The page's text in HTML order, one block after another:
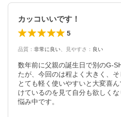
カッコいいです！
5
品質 ： 非常に良い 見やすさ ： 良い
数年前に父親の誕生日で別のG-
たが、今回のは程よく大きく、
とても軽く使いやすいと大変喜
けているのを見て自分も欲しく
悩み中です。